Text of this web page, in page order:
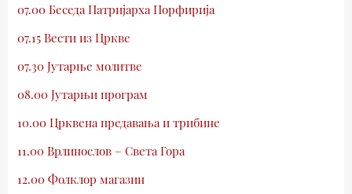
07.00 Беседа Патријарха Порфирија
07.15 Вести из Цркве
07.30 Јутарње молитве
08.00 Јутарњи програм
10.00 Црквена предавања и трибине
11.00 Врлинослов – Света Гора
12.00 Фолклор магазин